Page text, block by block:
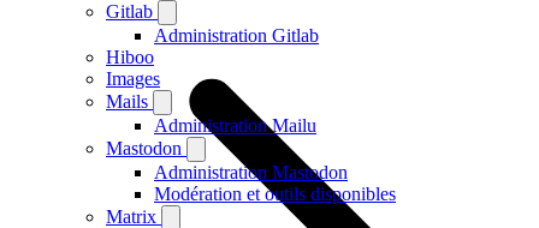
Gitlab
Administration Gitlab
Hiboo
Images
Mails
Administration Mailu
Mastodon
Administration Mastodon
Modération et outils disponibles
Matrix